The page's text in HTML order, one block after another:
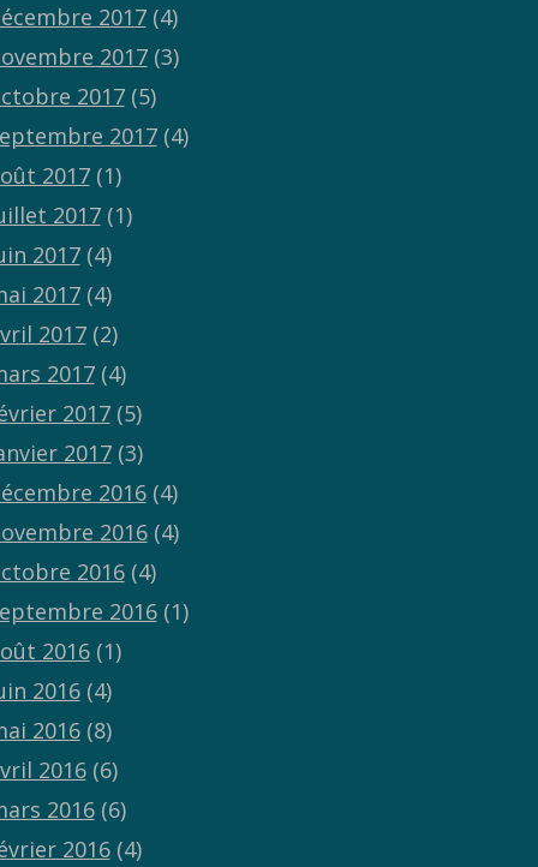
2017(4)
2017(3)
2017(5)
2017(4)
2017(1)
2017(1)
2017(4)
2017(4)
2017(2)
2017(4)
2017(5)
2017(3)
2016(4)
2016(4)
2016(4)
2016(1)
2016(1)
2016(4)
2016(8)
2016(6)
2016(6)
2016(4)